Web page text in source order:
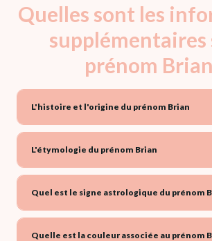
Quelles sont les
supplémentaires
prénom
L'histoire et l'origine du prénom Brian
L'étymologie du prénom Brian
Quel est le signe astrologique du prénom
Quelle est la couleur associée au prénom